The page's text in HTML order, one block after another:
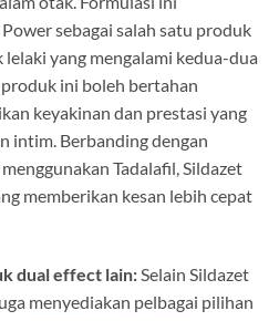
sebagai salah satu produk
yang mengalami kedua-dua
produk ini boleh bertahan
keyakinan dan prestasi yang
intim. Berbanding dengan
Tadalafil, Sildazet
memberikan kesan lebih cepat
dual effect lain:Selain Sildazet
menyediakan pelbagai pilihan